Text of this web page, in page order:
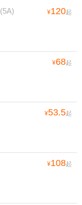
(5A) ¥120起
¥68起
¥53.5起
¥108起